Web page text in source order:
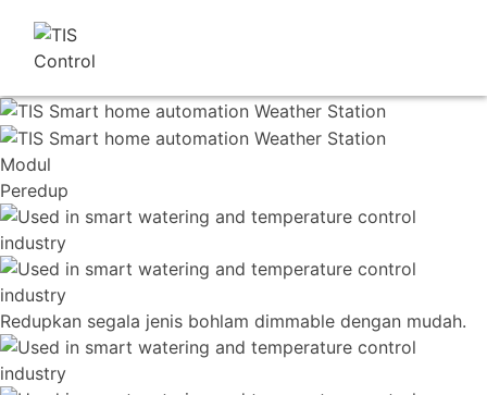
Modul
Peredup
Redupkan segala jenis bohlam dimmable dengan mudah.